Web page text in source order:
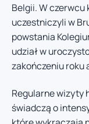
Belgii. W czerwcu
uczestniczyli w
powstania
udział w
zakończeniu roku
Regularne wizyty
świadczą o